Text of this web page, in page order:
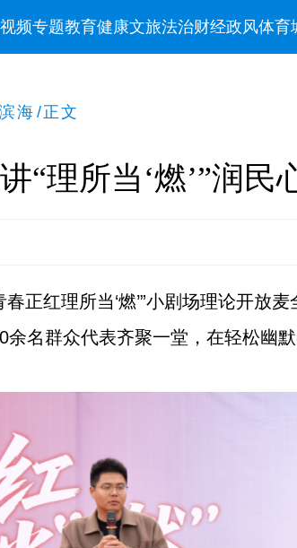
视频专题教育健康文旅法治财经政风体育
滨海 /正文
“理所当‘燃’”润民
正红理所当‘燃’”小剧场理论开放
名群众代表齐聚一堂，在轻松幽